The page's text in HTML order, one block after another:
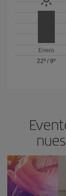
Enero
22º /9º